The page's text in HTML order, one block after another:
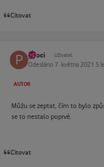
Citovat
pkoci Uživatel
Odesláno 7. května 2021 5
AUTOR
Můžu se zeptat, čím to bylo
se to nestalo poprvé.
Citovat